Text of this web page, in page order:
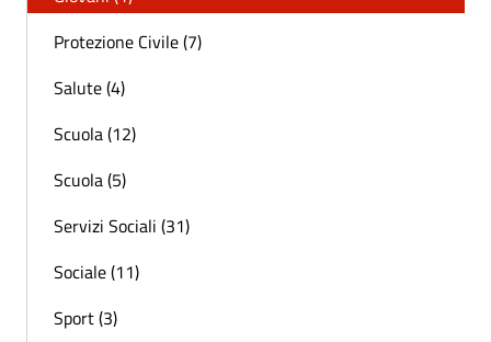
Protezione Civile (7)
Salute (4)
Scuola (12)
Scuola (5)
Servizi Sociali (31)
Sociale (11)
Sport (3)